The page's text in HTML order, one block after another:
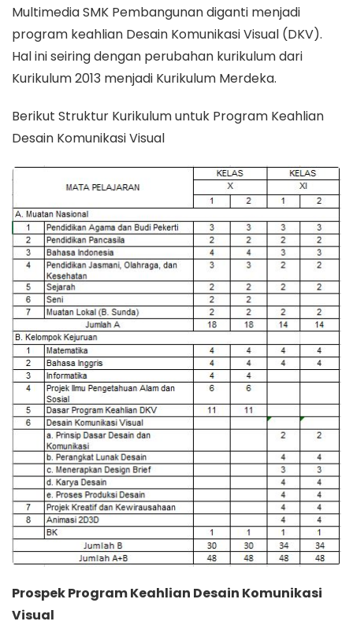
Multimedia SMK Pembangunan diganti menjadi
program keahlian Desain Komunikasi Visual (DKV).
Hal ini seiring dengan perubahan kurikulum dari
Kurikulum 2013 menjadi Kurikulum Merdeka.
Berikut Struktur Kurikulum untuk Program Keahlian
Desain Komunikasi Visual
Prospek Program Keahlian Desain Komunikasi
Visual